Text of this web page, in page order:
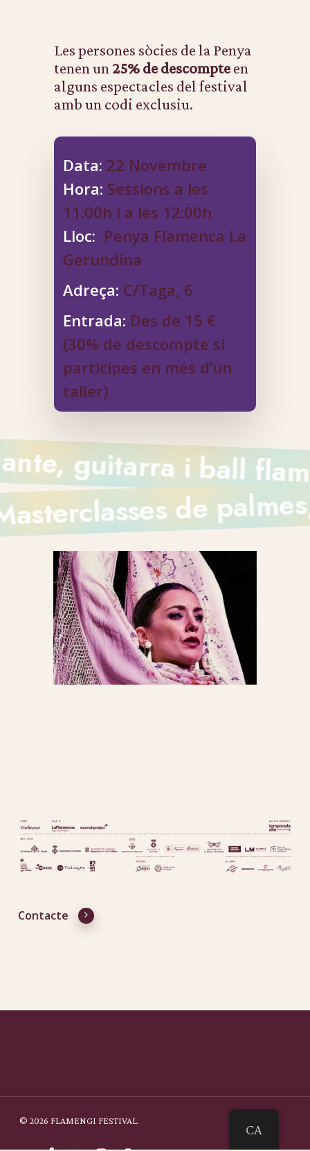
Les persones sòcies de la Penya
tenen un 25% de descompteen
alguns espectacles del festival
amb un codi exclusiu.
Data: 22 Novembre
Hora: Sessions a les
11:00h i a les 12:00h
Lloc: Penya Flamenca La
Gerundina
Adreça: C/Taga, 6
Entrada: Des de 15 €
(30% de descompte si
participes en més d’un
taller)
guitarra i ball
de
Contacte
© 2026 FLAMENGI FESTIVAL.
CA